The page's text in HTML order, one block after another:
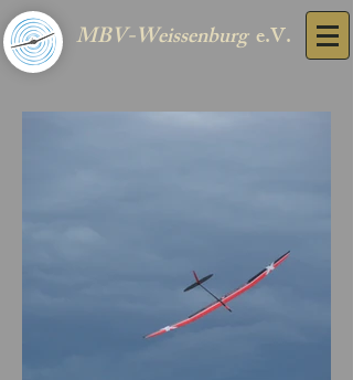
MBV-Weissenburge.V.